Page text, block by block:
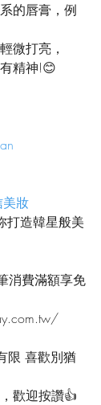
的唇膏，例
微打亮，
精神!😊
美妝
打造韓星般美
消費滿額享免
限 喜歡別猶
歡迎按讚👍